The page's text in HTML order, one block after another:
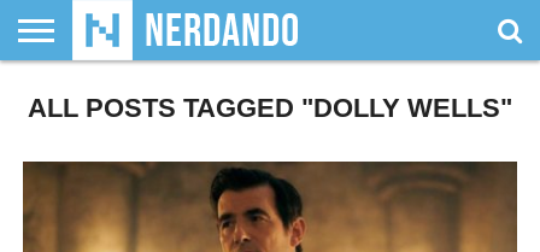
SIAMO
GIOCHI
DA
GIOCHI
DI
VIDEOGAMES
FILM
&
FUMETTI
& LIBRI
MAGIC:
THE
DUNGEONS
&
WRESTLING
NERDANDO
AWARDS
I
BOLLINI
ALL POSTS TAGGED "DOLLY WELLS"